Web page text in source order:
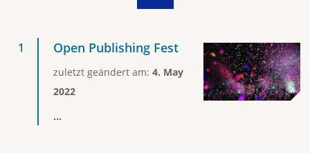
Open Publishing Fest
zuletzt geändert am: 4. May
2022
...